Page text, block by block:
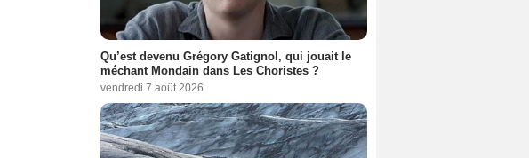
Qu’est devenu Grégory Gatignol, qui jouait le
méchant Mondain dans Les Choristes ?
vendredi 7 août 2026